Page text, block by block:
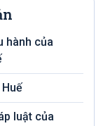
hành của
luật của